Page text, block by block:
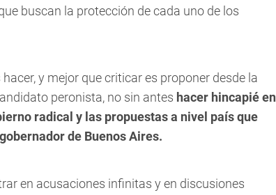
buscan la protección de cada uno de los
hacer, y mejor que criticar es proponer desde la
peronista, no sin antes hacer hincapié en
radical y las propuestas a nivel país que
de Buenos Aires.
en acusaciones infinitas y en discusiones